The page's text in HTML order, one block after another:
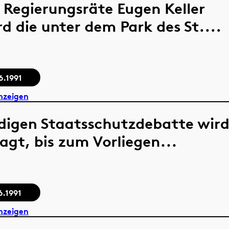
Eugen Keller
die unter dem Park des St....
Staatsschutzdebatte wird
bis zum Vorliegen...